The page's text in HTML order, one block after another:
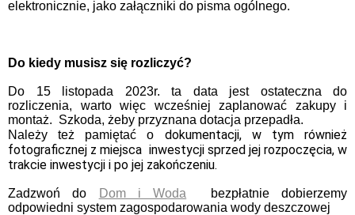
elektronicznie, jako załączniki do pisma ogólnego.
Do kiedy musisz się rozliczyć?
Do 15 listopada 2023r. ta data jest ostateczna do
rozliczenia, warto więc wcześniej zaplanować zakupy i
montaż. Szkoda, żeby przyznana dotacja przepadła.
Należy też pamiętać o dokumentacji, w tym również
fotograficznej z miejsca inwestycji sprzed jej rozpoczęcia, w
trakcie inwestycji i po jej zakończeniu.
Zadzwoń do Dom i Woda
bezpłatnie dobierzemy
odpowiedni system zagospodarowania wody deszczowej